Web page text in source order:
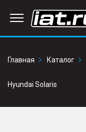
Главная
Каталог
Hyundai Solaris